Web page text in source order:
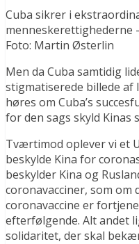
Cuba sikrer i
menneskerettighederne
Foto: Martin Østerlin
Men da Cuba samtidig
stigmatiserede billede af
høres om Cuba’s
for den sags skyld Kinas
Tværtimod oplever vi et
beskylde Kina for
beskylder Kina og
coronavacciner, som om
coronavaccine er
efterfølgende. Alt andet
solidaritet, der skal